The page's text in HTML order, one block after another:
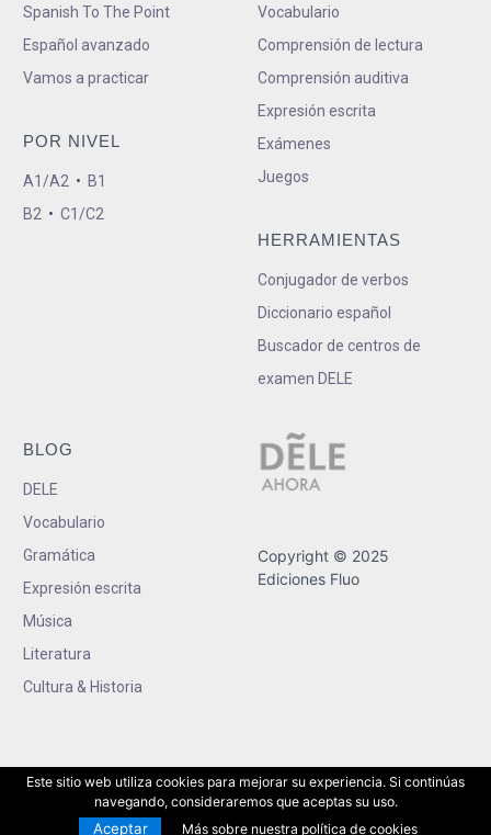
Spanish To The Point
Español avanzado
Vamos a practicar
POR NIVEL
A1/A2 • B1
B2 • C1/C2
Vocabulario
Comprensión de lectura
Comprensión auditiva
Expresión escrita
Exámenes
Juegos
HERRAMIENTAS
Conjugador de verbos
Diccionario español
Buscador de centros de
examen DELE
BLOG
DELE
Vocabulario
Gramática
Expresión escrita
Música
Literatura
Cultura & Historia
Copyright © 2025
Ediciones Fluo
Este sitio web utiliza cookies para mejorar su experiencia. Si continúas
navegando, consideraremos que aceptas su uso.
Aceptar Más sobre nuestra política de cookies